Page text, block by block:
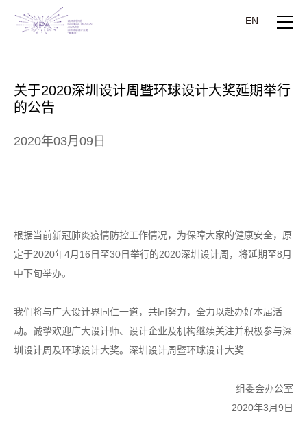
EN
关于2020深圳设计周暨环球设计大奖延期举行
的公告
2020年03月09日
根据当前新冠肺炎疫情防控工作情况，为保障大家的健康安全，原
定于2020年4月16日至30日举行的2020深圳设计周，将延期至8月
中下旬举办。
我们将与广大设计界同仁一道，共同努力，全力以赴办好本届活
动。诚挚欢迎广大设计师、设计企业及机构继续关注并积极参与深
圳设计周及环球设计大奖。深圳设计周暨环球设计大奖
组委会办公室
2020年3月9日